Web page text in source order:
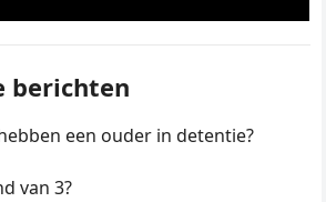
berichten
een ouder in detentie?
van 3?